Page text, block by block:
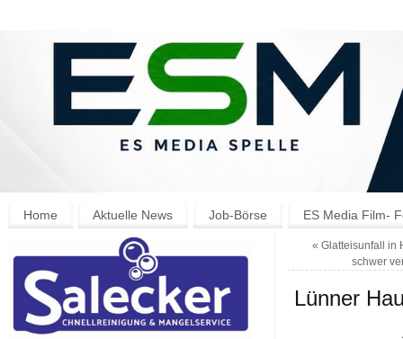
Home Aktuelle News Job-Börse ES Media Film-
« Glatteisunfall in
schwer
Lünner